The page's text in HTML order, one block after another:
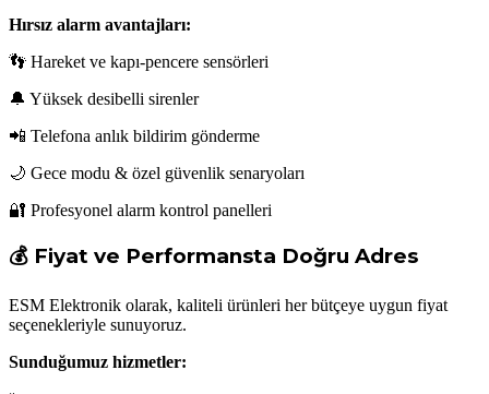
Hırsız alarm avantajları:
👣 Hareket ve kapı-pencere sensörleri
🔔 Yüksek desibelli sirenler
📲 Telefona anlık bildirim gönderme
🌙 Gece modu & özel güvenlik senaryoları
🔐 Profesyonel alarm kontrol panelleri
💰 Fiyat ve Performansta Doğru Adres
ESM Elektronik olarak, kaliteli ürünleri her bütçeye uygun fiyat
seçenekleriyle sunuyoruz.
Sunduğumuz hizmetler: